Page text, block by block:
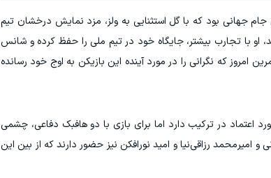
جام جهانی بود که با گل استثنایی به ولز، مزد نمایش درخشان تیم
او با تجارب بیشتر، جایگاه خود در تیم ملی را حفظ کرده و شانس
که نگرانی را در مورد آینده این بازیکن به اوج خود رسانده
در ترکیب دارد اما برای بازی با دو هافبک دفاعی، چشمی
امیرمحمد رزاقی‌نیا و امید نورافکن نیز حضور دارند که از بین این